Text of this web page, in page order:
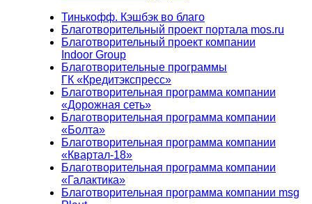
Тинькофф. Кэшбэк во благо
Благотворительный проект портала mos.ru
Благотворительный проект компании
Indoor Group
Благотворительные программы
ГК «Кредитэкспресс»
Благотворительная программа компании
«Дорожная сеть»
Благотворительная программа компании
«Болта»
Благотворительная программа компании
«Квартал-18»
Благотворительная программа компании
«Галактика»
Благотворительная программа компании msg